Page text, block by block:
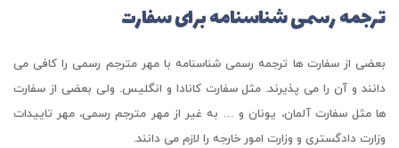
ترجمه رسمی شناسنامه برای سفارت
بعضی از سفارت ها ترجمه رسمی شناسنامه با مهر مترجم رسمی را کافی می
دانند و آن را می پذیرند. مثل سفارت کانادا و انگلیس. ولی بعضی از سفارت
ها مثل سفارت آلمان، یونان و … به غیر از مهر مترجم رسمی، مهر تاییدات
وزارت دادگستری و وزارت امور خارجه را لازم می دانند.